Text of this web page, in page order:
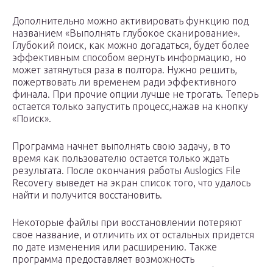
Дополнительно можно активировать функцию под
названием «Выполнять глубокое сканирование».
Глубокий поиск, как можно догадаться, будет более
эффективным способом вернуть информацию, но
может затянуться раза в полтора. Нужно решить,
пожертвовать ли временем ради эффективного
финала. При прочие опции лучше не трогать. Теперь
остается только запустить процесс,нажав на кнопку
«Поиск».
Программа начнет выполнять свою задачу, в то
время как пользователю остается только ждать
результата. После окончания работы Auslogics File
Recovery выведет на экран список того, что удалось
найти и получится восстановить.
Некоторые файлы при восстановлении потеряют
свое название, и отличить их от остальных придется
по дате изменения или расширению. Также
программа предоставляет возможность